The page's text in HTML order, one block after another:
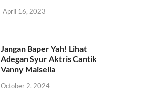
April 16, 2023
Jangan Baper Yah! Lihat
Adegan Syur Aktris Cantik
Vanny Maisella
October 2, 2024